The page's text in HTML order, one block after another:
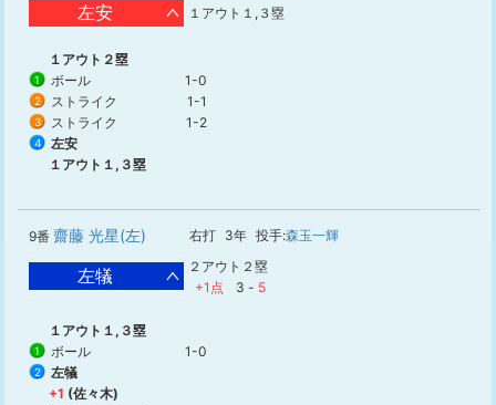
左安 １アウト１,３塁
１アウト２塁
1 ボール 1-0
2 ストライク 1-1
3 ストライク 1-2
4
左安
１アウト１,３塁
9番 齋藤 光星(左) 右打 3年 投手:森玉一輝
左犠
２アウト２塁
+1点
3 - 5
１アウト１,３塁
1 ボール 1-0
2
左犠
+1 (佐々木)